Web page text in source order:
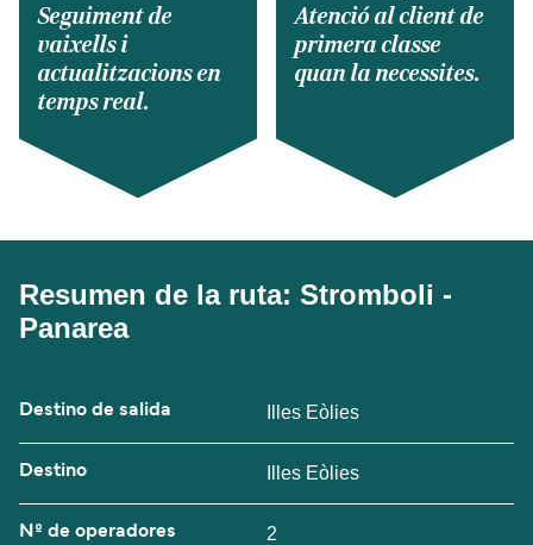
Seguiment de
vaixells i
actualitzacions en
temps real.
Atenció al client de
primera classe
quan la necessites.
Resumen de la ruta: Stromboli -
Panarea
Destino de salida Illes Eòlies
Destino Illes Eòlies
Nº de operadores 2